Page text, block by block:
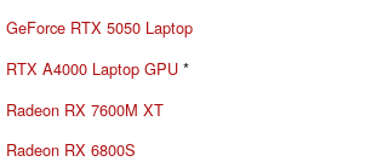
GeForce RTX 5050 Laptop
RTX A4000 Laptop GPU *
Radeon RX 7600M XT
Radeon RX 6800S